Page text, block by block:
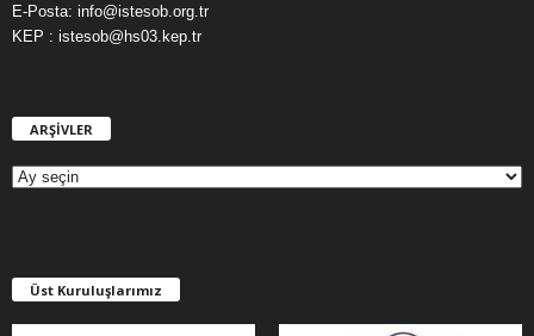
E-Posta: info@istesob.org.tr
KEP : istesob@hs03.kep.tr
ARŞİVLER
E
R
Üst Kuruluşlarımız